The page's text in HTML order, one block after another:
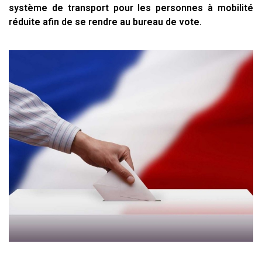
système de transport pour les personnes à mobilité
réduite afin de se rendre au bureau de vote.